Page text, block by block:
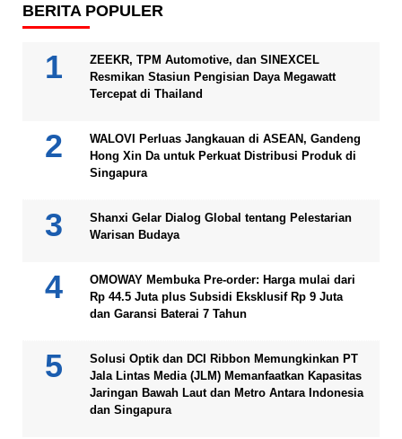
BERITA POPULER
ZEEKR, TPM Automotive, dan SINEXCEL
Resmikan Stasiun Pengisian Daya Megawatt
Tercepat di Thailand
WALOVI Perluas Jangkauan di ASEAN, Gandeng
Hong Xin Da untuk Perkuat Distribusi Produk di
Singapura
Shanxi Gelar Dialog Global tentang Pelestarian
Warisan Budaya
OMOWAY Membuka Pre-order: Harga mulai dari
Rp 44.5 Juta plus Subsidi Eksklusif Rp 9 Juta
dan Garansi Baterai 7 Tahun
Solusi Optik dan DCI Ribbon Memungkinkan PT
Jala Lintas Media (JLM) Memanfaatkan Kapasitas
Jaringan Bawah Laut dan Metro Antara Indonesia
dan Singapura